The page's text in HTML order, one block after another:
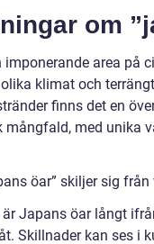
om
area på
klimat och
finns det en
med unika
öar” skiljer sig från
Japans öar långt
Skillnader kan ses i